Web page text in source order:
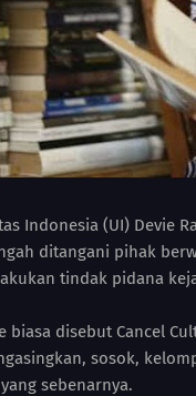
Indonesia (UI) Devie
ditangani pihak
tindak pidana
biasa disebut Cancel
sosok,
sebenarnya.